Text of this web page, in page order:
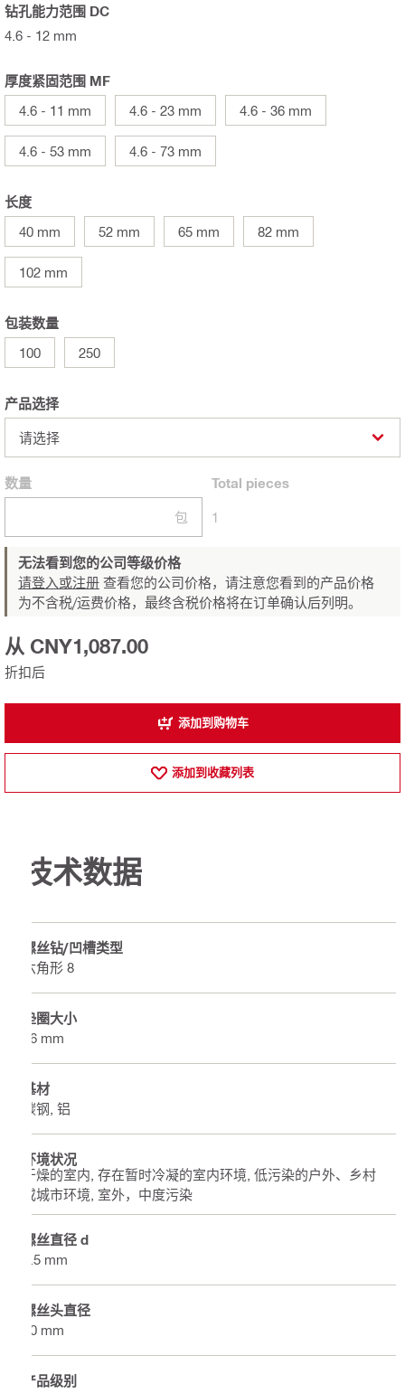
钻孔能力范围 DC
4.6 - 12 mm
厚度紧固范围 MF
4.6 - 11 mm
4.6 - 23 mm 4.6 - 36 mm
4.6 - 53 mm 4.6 - 73 mm
长度
40 mm
52 mm 65 mm 82 mm
102 mm
包装数量
100
250
产品选择
请选择
数量
包
Total pieces
1
无法看到您的公司等级价格
请登入或注册 查看您的公司价格，请注意您看到的产品价格
为不含税/运费价格，最终含税价格将在订单确认后列明。
折扣后
从 CNY1,087.00
添加到购物车
添加到收藏列表
技术数据
螺丝钻/凹槽类型
六角形 8
垫圈大小
16 mm
基材
碳钢, 铝
环境状况
干燥的室内, 存在暂时冷凝的室内环境, 低污染的户外、乡村
或城市环境, 室外，中度污染
螺丝直径 d
5.5 mm
螺丝头直径
10 mm
产品级别